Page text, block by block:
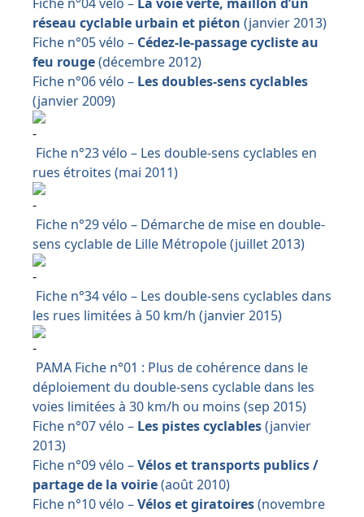
réseau cyclable urbain et piéton (janvier 2013)
Fiche n°05 vélo – Cédez-le-passage cycliste au
feu rouge(décembre 2012)
Fiche n°06 vélo – Les doubles-sens cyclables
(janvier 2009)
Fiche n°23 vélo – Les double-sens cyclables en
rues étroites (mai 2011)
Fiche n°29 vélo – Démarche de mise en double-
sens cyclable de Lille Métropole (juillet 2013)
Fiche n°34 vélo – Les double-sens cyclables dans
les rues limitées à 50 km/h (janvier 2015)
PAMA Fiche n°01 : Plus de cohérence dans le
déploiement du double-sens cyclable dans les
voies limitées à 30 km/h ou moins (sep 2015)
Fiche n°07 vélo – Les pistes cyclables(janvier
2013)
Fiche n°09 vélo –Vélos et transports publics /
partage de la voirie(août 2010)
Fiche n°10 vélo –Vélos et giratoires(novembre